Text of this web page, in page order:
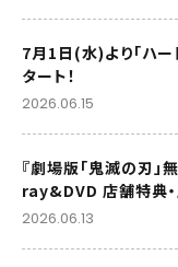
7月1日(水)より「ハー
タート！
2026.06.15
『劇場版「鬼滅の刃
ray&DVD 店舗特典
開！
2026.06.13